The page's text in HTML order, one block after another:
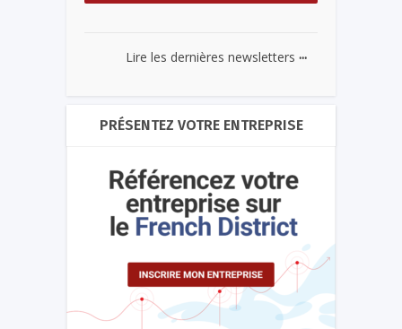
Lire les dernières newsletters ...
PRÉSENTEZ VOTRE ENTREPRISE